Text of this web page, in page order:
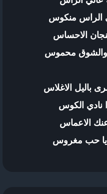
الراس منكوس
الاحساس
والشوق محموس
باليل الاغلاس
نادي الكوس
عنك الاعماس
يا حب مغروس